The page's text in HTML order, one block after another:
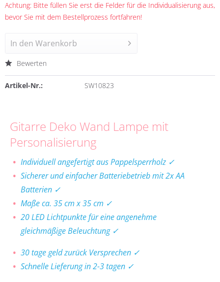
Achtung: Bitte füllen Sie erst die Felder für die Individualisierung aus,
bevor Sie mit dem Bestellprozess fortfahren!
In den Warenkorb
Bewerten
Artikel-Nr.: SW10823
Gitarre Deko Wand Lampe mit
Personalisierung
Individuell angefertigt aus Pappelsperrholz ✓
Sicherer und einfacher Batteriebetrieb mit 2x AA
Batterien ✓
Maße ca. 35 cm x 35 cm ✓
20 LED Lichtpunkte für eine angenehme
gleichmäßige Beleuchtung ✓
30 tage geld zurück Versprechen ✓
Schnelle Lieferung in 2-3 tagen ✓